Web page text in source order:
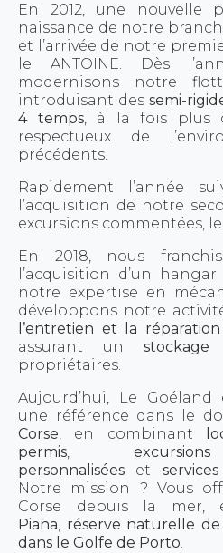
En 2012, une nouvelle
naissance de notre
et l’arrivée de notre
le ANTOINE. Dès
modernisons notre
introduisant des semi-
4 temps, à la fois plus
respectueux de
précédents.
Rapidement l’année
l’acquisition de notre
excursions commentées, le
En 2018, nous
l’acquisition d’un
notre expertise en
développons notre
l’entretien et la
assurant unstockage
propriétaires.
Aujourd’hui, Le
une référence dans le
Corse, en combinant
permis,
personnalisées et
Notre mission ? Vous
Corse depuis la mer,
Piana, réserve naturelle de
dans le Golfe de Porto.